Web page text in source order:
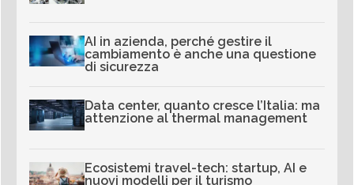
AI in azienda, perché gestire il
cambiamento è anche una questione
di sicurezza
Data center, quanto cresce l’Italia: ma
attenzione al thermal management
Ecosistemi travel-tech: startup, AI e
nuovi modelli per il turismo